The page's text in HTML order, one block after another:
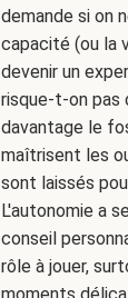
demande si on
capacité (ou la
devenir un
risque-t-on pas
davantage le
maîtrisent les
sont laissés
L'autonomie a
conseil
rôle à jouer,